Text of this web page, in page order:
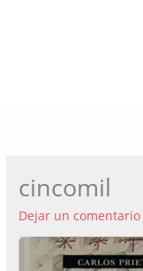
cincomil
Dejar un comentario